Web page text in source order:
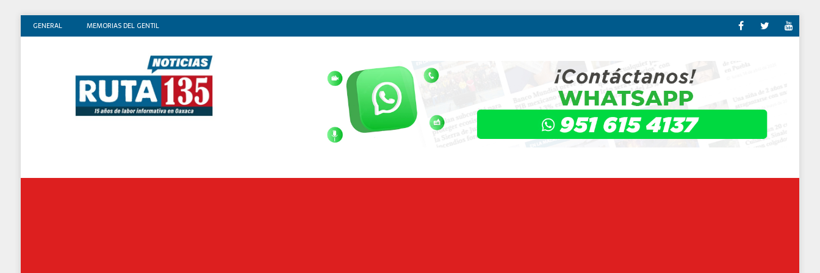
GENERAL MEMORIAS DEL GENTIL